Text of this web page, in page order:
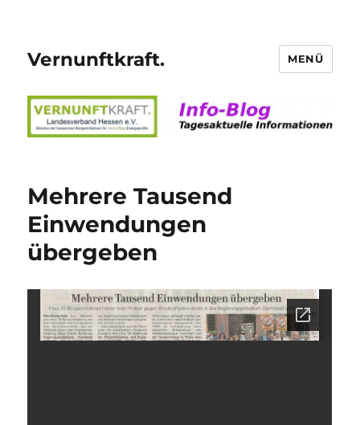
Vernunftkraft. MENÜ
Mehrere Tausend
Einwendungen
übergeben